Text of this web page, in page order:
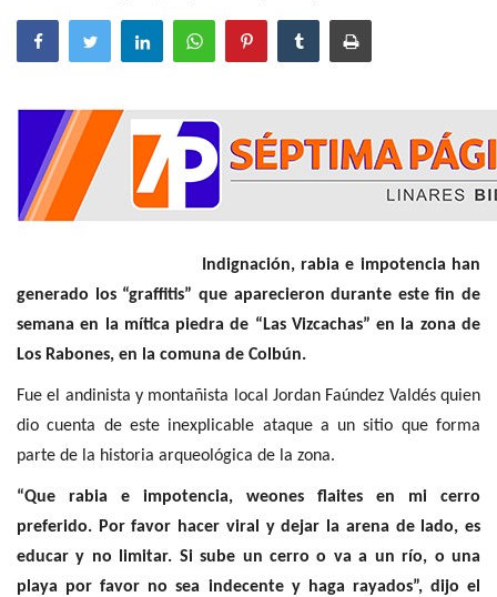
Indignación, rabia e impotencia han
generado los “graffitis” que aparecieron durante este fin de
semana en la mítica piedra de “Las Vizcachas” en la zona de
Los Rabones, en la comuna de Colbún.
Fue el andinista y montañista local Jordan Faúndez Valdés quien
dio cuenta de este inexplicable ataque a un sitio que forma
parte de la historia arqueológica de la zona.
“Que rabia e impotencia, weones flaites en mi cerro
preferido. Por favor hacer viral y dejar la arena de lado, es
educar y no limitar. Si sube un cerro o va a un río, o una
playa por favor no sea indecente y haga rayados”, dijo el